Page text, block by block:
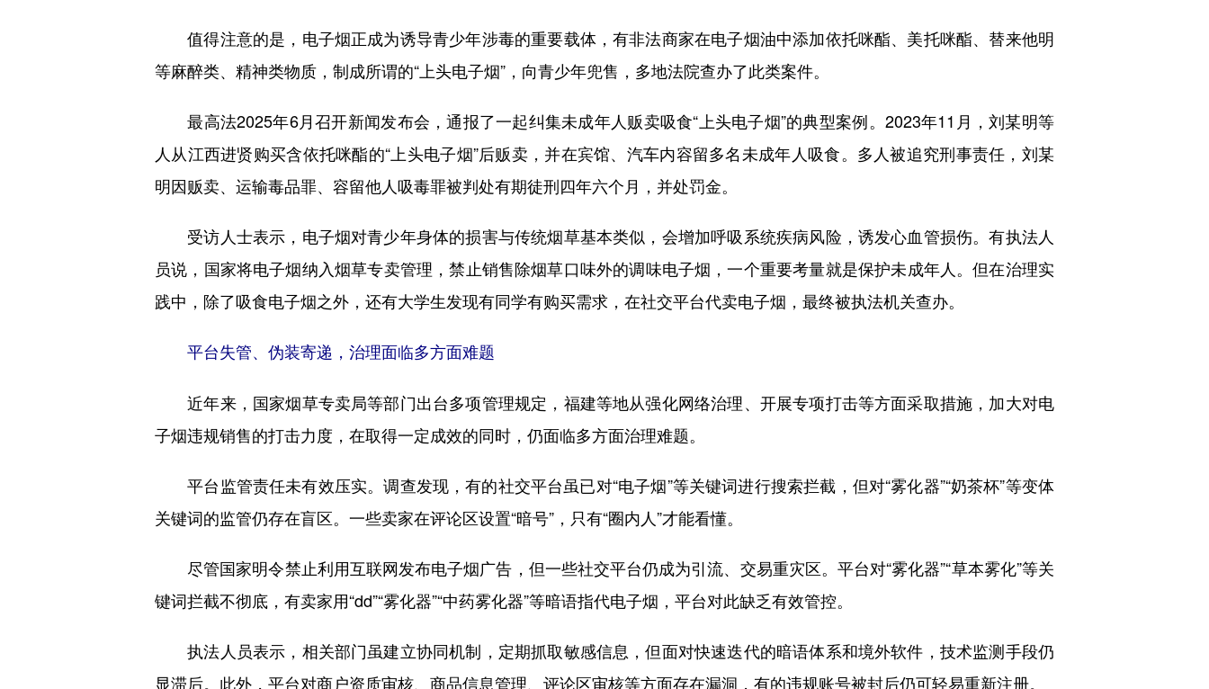
值得注意的是，电子烟正成为诱导青少年涉毒的重要载体，有非法商家在电子烟油中添加依托咪酯、美托咪酯、替来他明
等麻醉类、精神类物质，制成所谓的“上头电子烟”，向青少年兜售，多地法院查办了此类案件。
最高法2025年6月召开新闻发布会，通报了一起纠集未成年人贩卖吸食“上头电子烟”的典型案例。2023年11月，刘某明等
人从江西进贤购买含依托咪酯的“上头电子烟”后贩卖，并在宾馆、汽车内容留多名未成年人吸食。多人被追究刑事责任，刘某
明因贩卖、运输毒品罪、容留他人吸毒罪被判处有期徒刑四年六个月，并处罚金。
受访人士表示，电子烟对青少年身体的损害与传统烟草基本类似，会增加呼吸系统疾病风险，诱发心血管损伤。有执法人
员说，国家将电子烟纳入烟草专卖管理，禁止销售除烟草口味外的调味电子烟，一个重要考量就是保护未成年人。但在治理实
践中，除了吸食电子烟之外，还有大学生发现有同学有购买需求，在社交平台代卖电子烟，最终被执法机关查办。
平台失管、伪装寄递，治理面临多方面难题
近年来，国家烟草专卖局等部门出台多项管理规定，福建等地从强化网络治理、开展专项打击等方面采取措施，加大对电
子烟违规销售的打击力度，在取得一定成效的同时，仍面临多方面治理难题。
平台监管责任未有效压实。调查发现，有的社交平台虽已对“电子烟”等关键词进行搜索拦截，但对“雾化器”“奶茶杯”等变体
关键词的监管仍存在盲区。一些卖家在评论区设置“暗号”，只有“圈内人”才能看懂。
尽管国家明令禁止利用互联网发布电子烟广告，但一些社交平台仍成为引流、交易重灾区。平台对“雾化器”“草本雾化”等关
键词拦截不彻底，有卖家用“dd”“雾化器”“中药雾化器”等暗语指代电子烟，平台对此缺乏有效管控。
执法人员表示，相关部门虽建立协同机制，定期抓取敏感信息，但面对快速迭代的暗语体系和境外软件，技术监测手段仍
显滞后。此外，平台对商户资质审核、商品信息管理、评论区审核等方面存在漏洞，有的违规账号被封后仍可轻易重新注册。